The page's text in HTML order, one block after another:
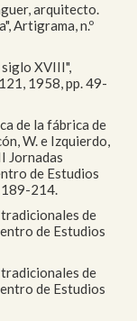
arquitecto.
Artigrama, n.º
siglo XVIII",
1958, pp. 49-
de la fábrica de
W. e Izquierdo,
Jornadas
de Estudios
189-214.
tradicionales de
de Estudios
tradicionales de
de Estudios